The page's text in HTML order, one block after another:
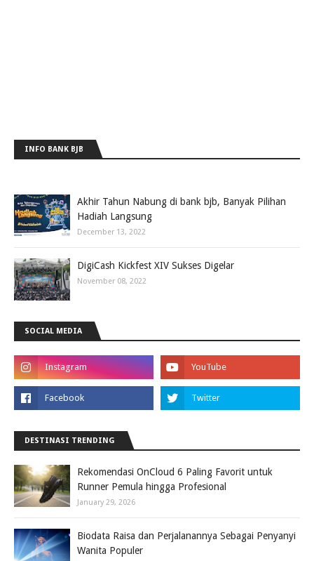
INFO BANK BJB
Akhir Tahun Nabung di bank bjb, Banyak Pilihan
Hadiah Langsung
December 13, 2022
DigiCash Kickfest XIV Sukses Digelar
November 08, 2022
SOCIAL MEDIA
DESTINASI TRENDING
Rekomendasi OnCloud 6 Paling Favorit untuk
Runner Pemula hingga Profesional
January 29, 2026
Biodata Raisa dan Perjalanannya Sebagai Penyanyi
Wanita Populer